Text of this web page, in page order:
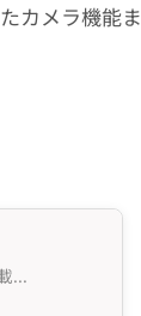
カメラ機能ま
...